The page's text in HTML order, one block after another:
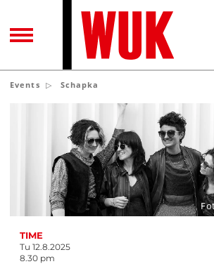
TOGGLE
Events Schapka
TIME
Tu 12.8.2025
8.30 pm